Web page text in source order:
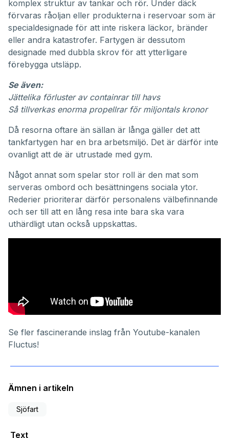
komplex struktur av tankar och rör. Under däck
förvaras råoljan eller produkterna i reservoar som är
specialdesignade för att inte riskera läckor, bränder
eller andra katastrofer. Fartygen är dessutom
designade med dubbla skrov för att ytterligare
förebygga utsläpp.
Se även:
Jättelika förluster av containrar till havs
Så tillverkas enorma propellrar för miljontals kronor
Då resorna oftare än sällan är långa gäller det att
tankfartygen har en bra arbetsmiljö. Det är därför inte
ovanligt att de är utrustade med gym.
Något annat som spelar stor roll är den mat som
serveras ombord och besättningens sociala ytor.
Rederier prioriterar därför personalens välbefinnande
och ser till att en lång resa inte bara ska vara
uthärdligt utan också uppskattas.
Se fler fascinerande inslag från Youtube-kanalen
Fluctus!
Ämnen i artikeln
Sjöfart
Text